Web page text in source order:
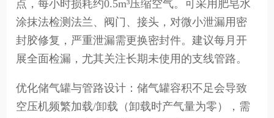
点，每小时损耗约0.5m³压缩空气。可采用肥皂水
涂抹法检测法兰、阀门、接头，对微小泄漏用密
封胶修复，严重泄漏需更换密封件。建议每月开
展全面检漏，尤其关注长期未使用的支线管路。
优化储气罐与管路设计：储气罐容积不足会导致
空压机频繁加载/卸载（卸载时产气量为零），需